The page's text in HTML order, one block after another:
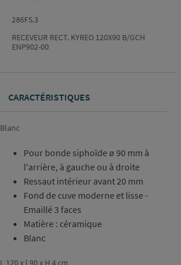
286FS.3
RECEVEUR RECT. KYREO 120X90 B/GCH
ENP902-00
CARACTÉRISTIQUES
Blanc
Pour bonde siphoïde ø 90 mm à
l'arrière, à gauche ou à droite
Ressaut intérieur avant 20 mm
Fond de cuve moderne et lisse -
Emaillé 3 faces
Matière : céramique
Blanc
L 120 x l 90 x H 4 cm